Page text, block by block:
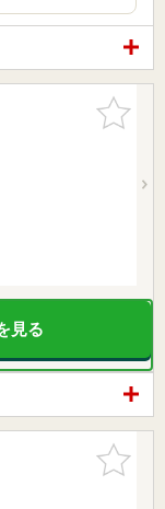
お気に入
りに追加
見る
お気に入
りに追加